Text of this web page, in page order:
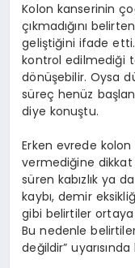
Kolon kanserinin
çıkmadığını
geliştiğini ifade etti.
kontrol edilmediği
dönüşebilir. Oysa
süreç henüz
diye konuştu.
Erken evrede
vermediğine dikkat
süren kabızlık ya
kaybı, demir
gibi belirtiler ortaya
Bu nedenle
değildir”